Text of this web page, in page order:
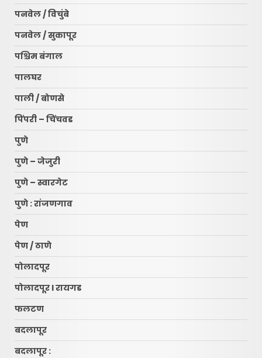
पनवेल / विचुंबे
पनवेल / सुकापूर
पश्चिम बंगाल
पालघर
पाली / बोणसे
पिंपरी – चिंचवड
पुणे
पुणे – जेजुरी
पुणे – स्वारगेट
पुणे : रांजणगाव
पेण
पेण / ठाणे
पोलादपूर
पोलादपूर l रायगड
फलटण
बदलापूर
बदलापूर :